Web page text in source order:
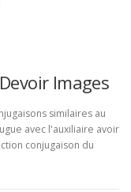
Images
similaires au
avec l'auxiliaire avoir
conjugaison du